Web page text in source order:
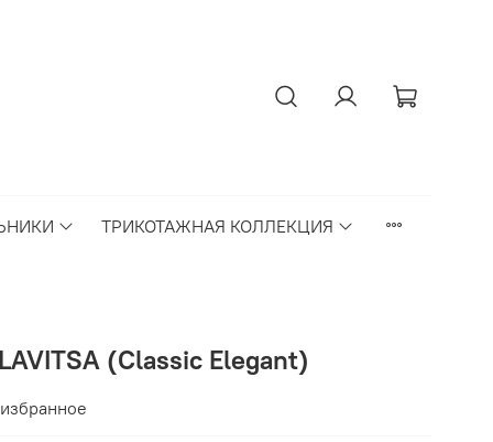
ТРИКОТАЖНАЯ КОЛЛЕКЦИЯ
(Classic Elegant)